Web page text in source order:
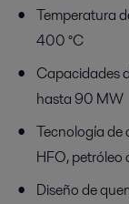
Temperatura
400 °C
Capacidades
hasta 90 MW
Tecnología
HFO, petróleo
Diseño de